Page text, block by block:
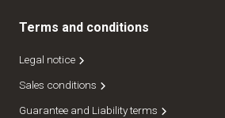
Terms and conditions
Legal notice
Sales conditions
Guarantee and Liability terms